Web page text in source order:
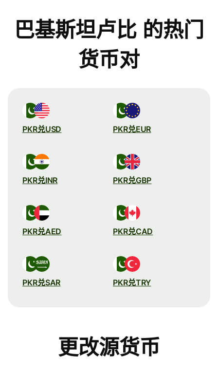
巴基斯坦卢比 的热门
货币对
PKR兑USD PKR兑EUR
PKR兑INR PKR兑GBP
PKR兑AED PKR兑CAD
PKR兑SAR PKR兑TRY
更改源货币